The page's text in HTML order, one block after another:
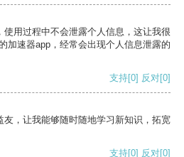
用过程中不会泄露个人信息，这让我很
加速器app，经常会出现个人信息泄露的
支持[0] 反对[0]
，让我能够随时随地学习新知识，拓宽
支持[0] 反对[0]